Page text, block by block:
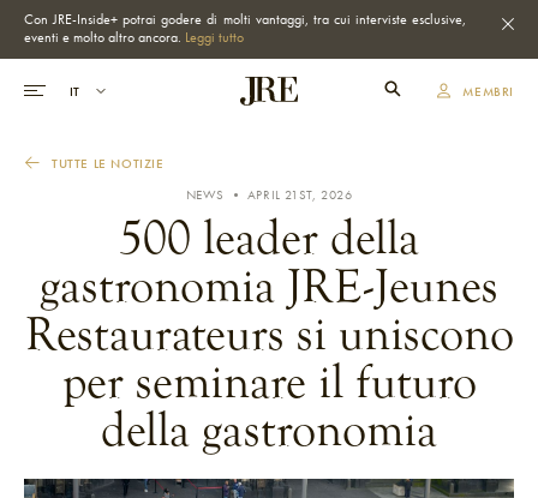
Con JRE-Inside+ potrai godere di molti vantaggi, tra cui interviste esclusive,
eventi e molto altro ancora. Leggi tutto
MEMBRI
TUTTE LE NOTIZIE
NEWS • APRIL 21ST, 2026
500 leader della
gastronomia JRE-Jeunes
Restaurateurs si uniscono
per seminare il futuro
della gastronomia